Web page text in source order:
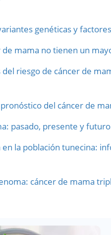
genéticas y
mama no tienen un
riesgo de cáncer de
del cáncer de
pasado, presente y
la población tunecina:
cáncer de mama